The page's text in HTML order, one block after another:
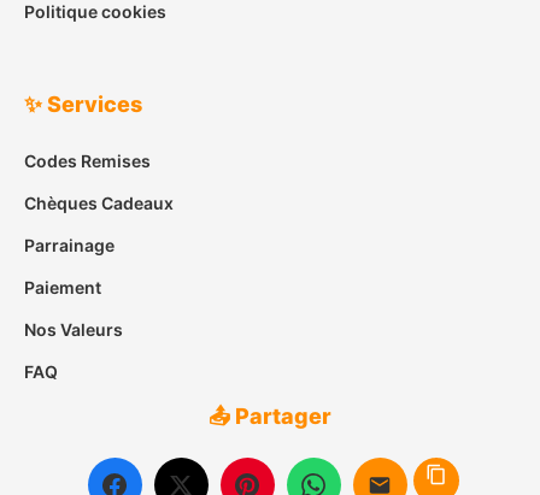
Politique cookies
✨ Services
Codes Remises
Chèques Cadeaux
Parrainage
Paiement
Nos Valeurs
FAQ
📤 Partager